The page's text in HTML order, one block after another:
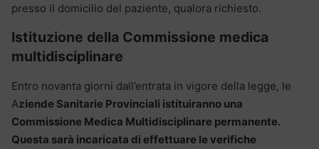
presso il domicilio del paziente, qualora richiesto.
Istituzione della Commissione medica
multidisciplinare
Entro novanta giorni dall’entrata in vigore della legge, le
Aziende Sanitarie Provinciali istituiranno una
Commissione Medica Multidisciplinare permanente.
Questa sarà incaricata di effettuare le verifiche